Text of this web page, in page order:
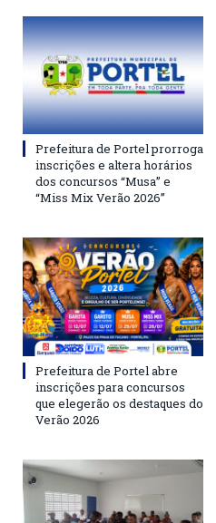
Prefeitura de Portel prorroga
inscrições e altera horários
dos concursos “Musa” e
“Miss Mix Verão 2026”
Prefeitura de Portel abre
inscrições para concursos
que elegerão os destaques do
Verão 2026